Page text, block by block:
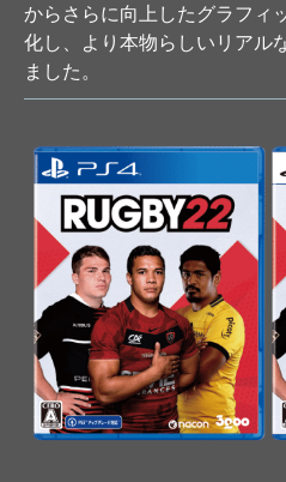
からさらに向上したグラフィ
化し、より本物らしいリアル
ました。